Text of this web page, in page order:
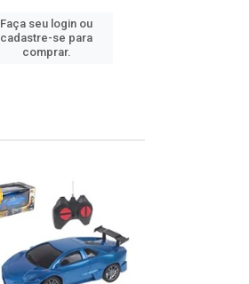
Faça seu login ou
cadastre-se para
comprar.